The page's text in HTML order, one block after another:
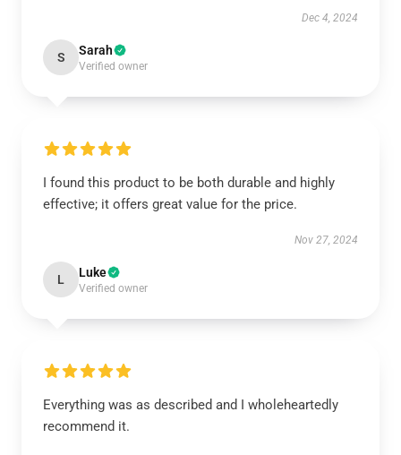
Dec 4, 2024
S Sarah
Verified owner
I found this product to be both durable and highly
effective; it offers great value for the price.
Nov 27, 2024
L Luke
Verified owner
Everything was as described and I wholeheartedly
recommend it.